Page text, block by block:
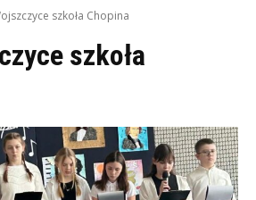
szkoła Chopina
szkoła